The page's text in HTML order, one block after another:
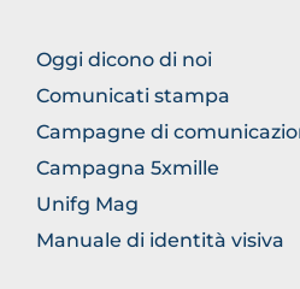
FOOTER
COMUNICAZIONE
Oggi dicono di noi
Comunicati stampa
Campagne di
Campagna 5xmille
Unifg Mag
Manuale di identità visiva